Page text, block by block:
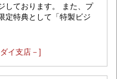
しております。 また、プ
定特典として「特製ビジ
イ支店－]